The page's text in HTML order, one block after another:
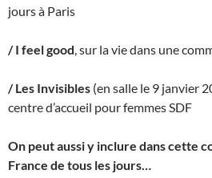
jours à Paris
/ I feel good , sur la vie dans une
/ Les Invisibles (en salle le 9 janvier
centre d’accueil pour femmes SDF
On peut aussi y inclure dans cette
France de tous les jours…